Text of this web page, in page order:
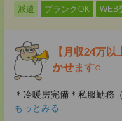
派遣
ブランクOK WEB
【月収24万
かせます○
＊冷暖房完備＊私服勤務
もっとみる